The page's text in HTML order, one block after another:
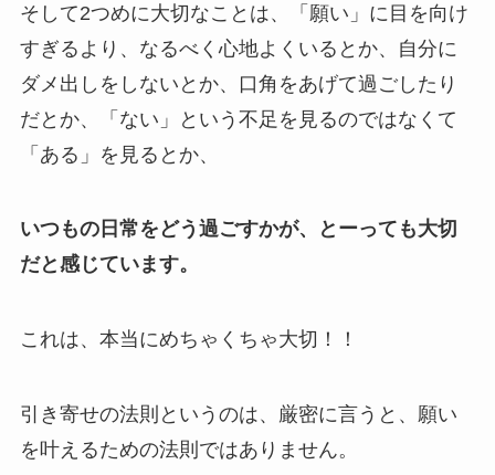
そして2つめに大切なことは、「願い」に目を向け
すぎるより、なるべく心地よくいるとか、自分に
ダメ出しをしないとか、口角をあげて過ごしたり
だとか、「ない」という不足を見るのではなくて
「ある」を見るとか、
いつもの日常をどう過ごすかが、とーっても大切
だと感じています。
これは、本当にめちゃくちゃ大切！！
引き寄せの法則というのは、厳密に言うと、願い
を叶えるための法則ではありません。